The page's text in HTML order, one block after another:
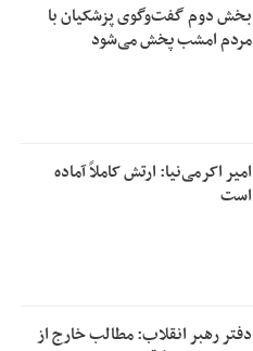
بخش دوم گفت‌وگوی پزشکیان با
مردم امشب پخش می‌شود
امیر اکرمی‌نیا: ارتش کاملاً آماده
است
دفتر رهبر انقلاب: مطالب خارج از